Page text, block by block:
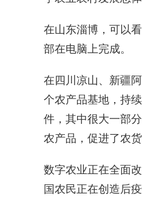
在山东淄博，可以
部在电脑上完成。
在四川凉山、新疆
个农产品基地，持
件，其中很大一部
农产品，促进了农货
数字农业正在全面
国农民正在创造后